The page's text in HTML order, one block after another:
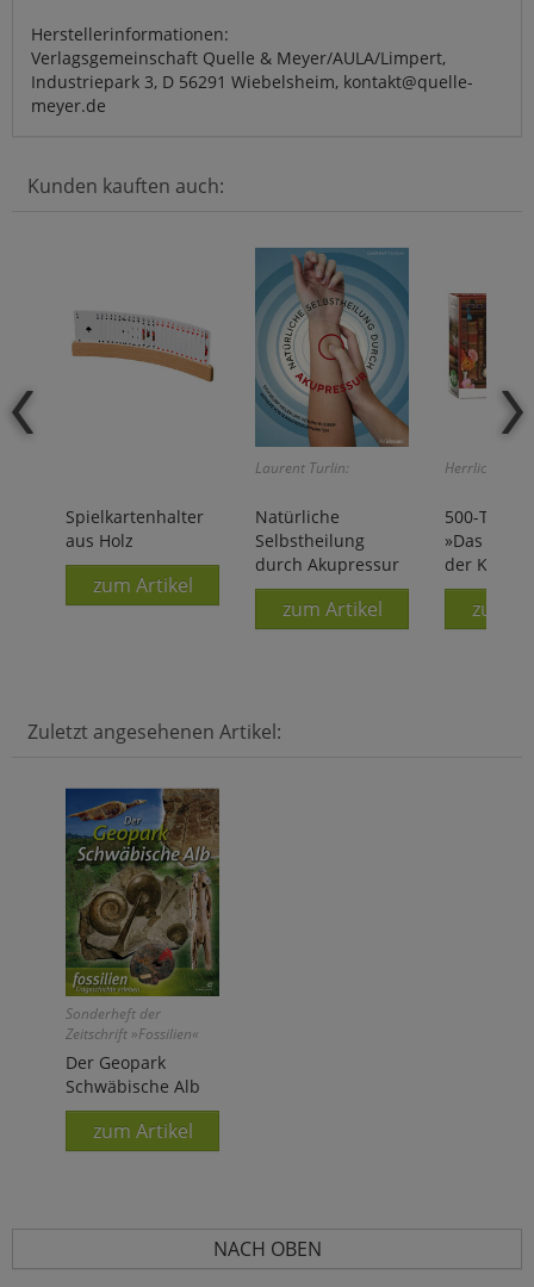
Herstellerinformationen:
Verlagsgemeinschaft Quelle & Meyer/AULA/Limpert,
Industriepark 3, D 56291 Wiebelsheim, kontakt@quelle-
meyer.de
Kunden kauften auch:
Spielkartenhalter
aus Holz
zum Artikel
Laurent Turlin:
Natürliche
Selbstheilung
durch Akupressur
zum Artikel
Herrliches
500-Teile-
»Das
der Katze«
zum
Zuletzt angesehenen Artikel:
Sonderheft der
Zeitschrift »Fossilien«
Der Geopark
Schwäbische Alb
zum Artikel
NACH OBEN